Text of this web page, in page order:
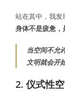
站在其中，我发
身体不是疲惫，
当空间不允
文明就会开
2. 仪式性